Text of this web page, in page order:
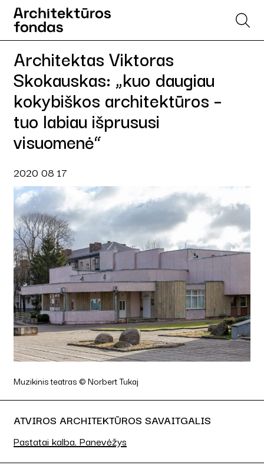
Architektas Viktoras
Skokauskas: „kuo daugiau
kokybiškos architektūros –
tuo labiau išprususi
visuomenė“
2020 08 17
Muzikinis teatras © Norbert Tukaj
ATVIROS ARCHITEKTŪROS SAVAITGALIS
Pastatai kalba. Panevėžys